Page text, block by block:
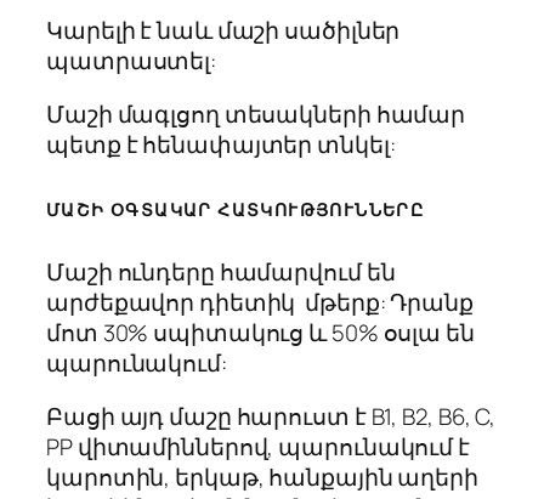
Կարելի է նաև մաշի սածիլներ
պատրաստել:
Մաշի մագլցող տեսակների համար
պետք է հենափայտեր տնկել:
ՄԱՇԻ ՕԳՏԱԿԱՐ ՀԱՏԿՈՒԹՅՈՒՆՆԵՐԸ
Մաշի ունդերը համարվում են
արժեքավոր դիետիկ մթերք: Դրանք
մոտ 30% սպիտակուց և 50% օսլա են
պարունակում:
Բացի այդ մաշը հարուստ է В1, В2, В6, С,
РР վիտամիններով, պարունակում է
կարոտին, երկաթ, հանքային աղերի